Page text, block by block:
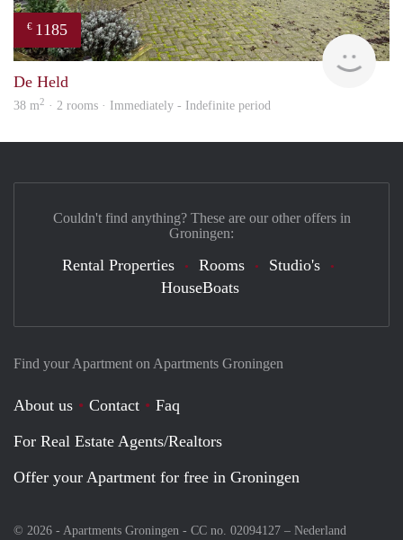
€ 1185
De Held
38 m2 · 2 rooms · Immediately - Indefinite period
Find your Apartment on Apartments Groningen
About us Contact
Faq
For Real Estate Agents/Realtors
Offer your Apartment for free in Groningen
© 2026 - Apartments Groningen - CC no. 02094127 – Nederland
Couldn't find anything? These are our other offers in
Groningen:
Rental Properties Rooms
Studio's
HouseBoats